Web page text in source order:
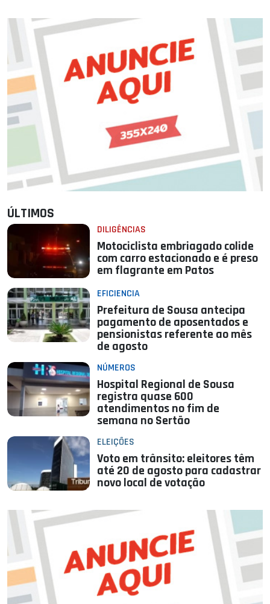
ÚLTIMOS
DILIGÊNCIAS
Motociclista embriagado colide
com carro estacionado e é preso
em flagrante em Patos
EFICIENCIA
Prefeitura de Sousa antecipa
pagamento de aposentados e
pensionistas referente ao mês
de agosto
NÚMEROS
Hospital Regional de Sousa
registra quase 600
atendimentos no fim de
semana no Sertão
ELEIÇÕES
Voto em trânsito: eleitores têm
até 20 de agosto para cadastrar
novo local de votação